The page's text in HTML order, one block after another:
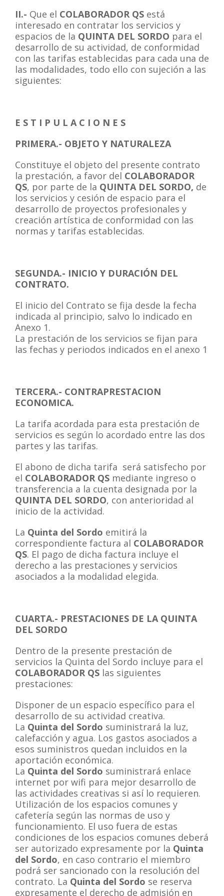
II.- Que el COLABORADOR QS está
interesado en contratar los servicios y
espacios de la QUINTA DEL SORDO para el
desarrollo de su actividad, de conformidad
con las tarifas establecidas para cada una de
las modalidades, todo ello con sujeción a las
siguientes:
E S T I P U L A C I O N E S
PRIMERA.- OBJETO Y NATURALEZA
Constituye el objeto del presente contrato
la prestación, a favor del COLABORADOR
QS, por parte de la QUINTA DEL SORDO, de
los servicios y cesión de espacio para el
desarrollo de proyectos profesionales y
creación artística de conformidad con las
normas y tarifas establecidas.
SEGUNDA.- INICIO Y DURACIÓN DEL
CONTRATO.
El inicio del Contrato se fija desde la fecha
indicada al principio, salvo lo indicado en
Anexo 1.
La prestación de los servicios se fijan para
las fechas y periodos indicados en el anexo 1
TERCERA.- CONTRAPRESTACION
ECONOMICA.
La tarifa acordada para esta prestación de
servicios es según lo acordado entre las dos
partes y las tarifas.
El abono de dicha tarifa será satisfecho por
el COLABORADOR QS mediante ingreso o
transferencia a la cuenta designada por la
QUINTA DEL SORDO, con anterioridad al
inicio de la actividad.
La Quinta del Sordo emitirá la
correspondiente factura al COLABORADOR
QS. El pago de dicha factura incluye el
derecho a las prestaciones y servicios
asociados a la modalidad elegida.
CUARTA.- PRESTACIONES DE LA QUINTA
DEL SORDO
Dentro de la presente prestación de
servicios la Quinta del Sordo incluye para el
COLABORADOR QS las siguientes
prestaciones:
Disponer de un espacio específico para el
desarrollo de su actividad creativa.
La Quinta del Sordo suministrará la luz,
calefacción y agua. Los gastos asociados a
esos suministros quedan incluidos en la
aportación económica.
La Quinta del Sordo suministrará enlace
internet por wifi para mejor desarrollo de
las actividades creativas si así lo requieren.
Utilización de los espacios comunes y
cafetería según las normas de uso y
funcionamiento. El uso fuera de estas
condiciones de los espacios comunes deberá
ser autorizado expresamente por la Quinta
del Sordo, en caso contrario el miembro
podrá ser sancionado con la resolución del
contrato. La Quinta del Sordo se reserva
expresamente el derecho de admisión en